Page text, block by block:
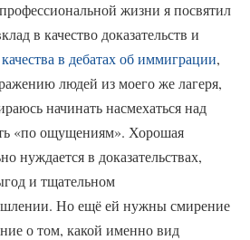
жизни я посвятил
в качество доказательств и
в дебатах об иммиграции,
людей из моего же лагеря,
начинать насмехаться над
«по ощущениям». Хорошая
нуждается в доказательствах,
и тщательном
Но ещё ей нужны смирение
о том, какой именно вид